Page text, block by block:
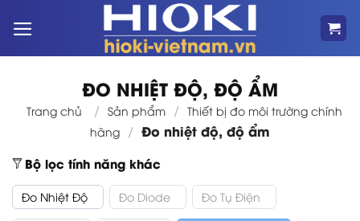
qua
ĐO NHIỆT ĐỘ, ĐỘ ẨM
Trang chủ / Sản phẩm / Thiết bị đo môi trường chính
hãng
/ Đo nhiệt độ, độ ẩm
Bộ lọc tính năng khác
Đo Nhiệt Độ Đo Diode Đo Tụ Điện